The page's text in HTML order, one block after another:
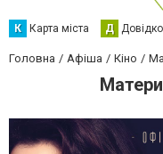
К Карта міста Д
Головна Афіша Кіно